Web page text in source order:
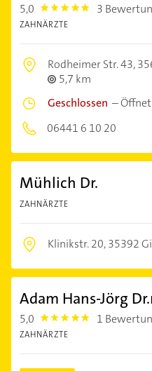
5,0 5.0 3
ZAHNÄRZTE
Rodheimer Str. 43,
5,7 km
Geschlossen –
06441 6 10 20
Mühlich Dr.
ZAHNÄRZTE
Klinikstr. 20,35392
Adam Hans-Jörg
5,0 5.0 1
ZAHNÄRZTE